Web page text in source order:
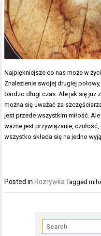
Najpiękniejsze co nas może w
Znalezienie swojej drugiej
bardzo długi czas. Ale jak się już
można się uważać za
jest przede wszystkim miłość.
ważne jest przywiązanie,
wszystko składa się na jedno
Posted in Rozrywka Tagged